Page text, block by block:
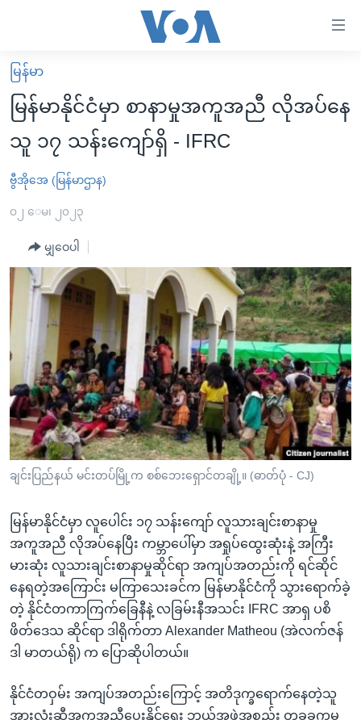
လွယ်ကူ
စေ
Link
များ
ပင်မ
ကျော်
ကြည့်
ရန်
အ
ညွန်း
စာမျက်နှာ
သို့
ကျော်
ကြည့်
ရှာဖွေ
ရန်
နေရာ
သို့
ကျော်
ရန်
မူလစာမျက်နှာ
မြန်မာ
ကမ္ဘာ့သတင်းများ
နိုင်ငံတကာ
အစ္စရေး-ပါလက်စတိုင်း
ဗွီဒီယို
အင်္ဂလိပ်စာလေ့လာမယ်
အမေရိကန်သုံးအီဒီယံ
မကြေးမုံရဲ့ အင်္ဂလိပ်စာ
ရုပ်ရှင်ထဲက အင်္ဂလိပ်စာ
သုတပဒေသာ အင်္ဂလိပ်စာ
အပတ်စဉ်ကဏ္ဍများ
ရေဒီယို
တီဗွီ
ရေဒီယိုနှင့်ရုပ်သံ အချက်အလက်များ
ရေဒီယို/တီဗွီအစီအစဉ်
Learning English
ဗွီအိုအေ လူမှုကွန်ယက်များ
ဘာသာစကားများ
မြန်မာ
မြန်မာနိုင်ငံမှာ စာနာမှုအကူအညီ လိုအပ်နေ
သူ ၁၇ သန်းကျော်ရှိ - IFRC
ဗွီအိုအေ (မြန်မာဌာန)
၀၂ ေမ၊ ၂၀၂၃
မျှဝေပါ
ချင်းပြည်နယ် မင်းတပ်မြို့က စစ်ဘေးရှောင်တချို့။ (ဓာတ်ပုံ - CJ)
မြန်မာနိုင်ငံမှာ လူပေါင်း ၁၇ သန်းကျော် လူသားချင်းစာနာမှု
အကူအညီ လိုအပ်နေပြီး ကမ္ဘာပေါ်မှာ အရှုပ်ထွေးဆုံးနဲ့ အကြီး
မားဆုံး လူသားချင်းစာနာမှုဆိုင်ရာ အကျပ်အတည်းကို ရင်ဆိုင်
နေရတဲ့အကြောင်း မကြာသေးခင်က မြန်မာနိုင်ငံကို သွားရောက်ခဲ့
တဲ့ နိုင်ငံတကာကြက်ခြေနီနဲ့ လခြမ်းနီအသင်း IFRC အာရှ ပစိ
ဖိတ်ဒေသ ဆိုင်ရာ ဒါရိုက်တာ Alexander Matheou (အဲလက်ဇန်
ဒါ မာတယ်ရို) က ပြောဆိုပါတယ်။
နိုင်ငံတဝှမ်း အကျပ်အတည်းကြောင့် အတိဒုက္ခရောက်နေတဲ့သူ
အားလုံးဆီအကူအညီပေးနိုင်ရေး ဘယ်အဖွဲ့အစည်း တခုခုကမှ